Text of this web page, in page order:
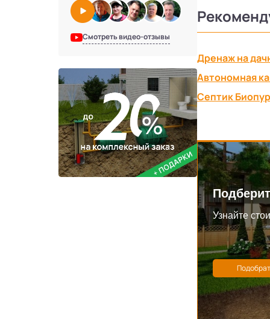
Смотреть видео-отзывы
Дренаж на
Автономная
Септик
Узнайте